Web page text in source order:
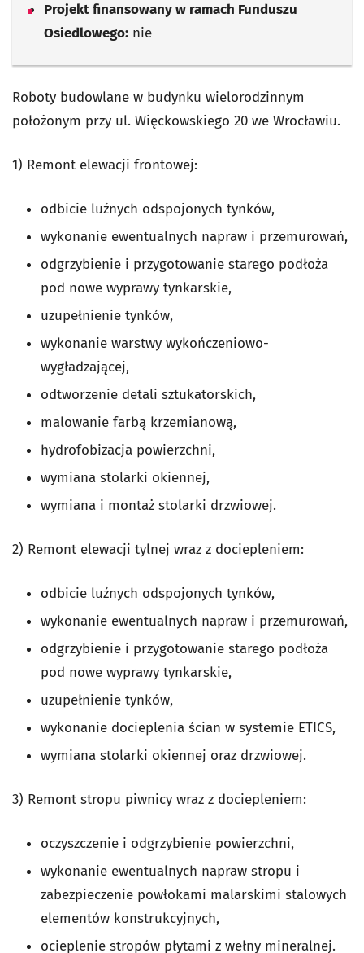
Projekt finansowany w ramach Funduszu
Osiedlowego: nie
Roboty budowlane w budynku wielorodzinnym
położonym przy ul. Więckowskiego 20 we Wrocławiu.
1) Remont elewacji frontowej:
odbicie luźnych odspojonych tynków,
wykonanie ewentualnych napraw i przemurowań,
odgrzybienie i przygotowanie starego podłoża
pod nowe wyprawy tynkarskie,
uzupełnienie tynków,
wykonanie warstwy wykończeniowo-
wygładzającej,
odtworzenie detali sztukatorskich,
malowanie farbą krzemianową,
hydrofobizacja powierzchni,
wymiana stolarki okiennej,
wymiana i montaż stolarki drzwiowej.
2) Remont elewacji tylnej wraz z dociepleniem:
odbicie luźnych odspojonych tynków,
wykonanie ewentualnych napraw i przemurowań,
odgrzybienie i przygotowanie starego podłoża
pod nowe wyprawy tynkarskie,
uzupełnienie tynków,
wykonanie docieplenia ścian w systemie ETICS,
wymiana stolarki okiennej oraz drzwiowej.
3) Remont stropu piwnicy wraz z dociepleniem:
oczyszczenie i odgrzybienie powierzchni,
wykonanie ewentualnych napraw stropu i
zabezpieczenie powłokami malarskimi stalowych
elementów konstrukcyjnych,
ocieplenie stropów płytami z wełny mineralnej.